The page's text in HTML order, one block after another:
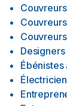
Ébénistes